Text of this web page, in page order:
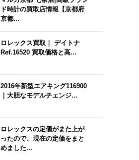
ド時計の買取店情報【京都府
京都...
ロレックス買取｜ デイトナ
Ref.16520 買取価格と高...
2016年新型エアキング116900
｜大胆なモデルチェンジ...
ロレックスの定価がまた上が
ったので、現在の定価をまと
めました...